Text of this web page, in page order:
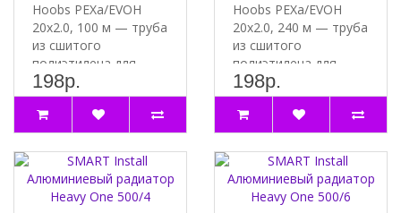
Hoobs PEXa/EVOH
20х2.0, 100 м — труба
из сшитого
полиэтилена для
надёжной и
долговечной систем..
198р.
Hoobs PEXa/EVOH
20х2.0, 240 м — труба
из сшитого
полиэтилена для
надёжной системы
водоснабжени..
198р.